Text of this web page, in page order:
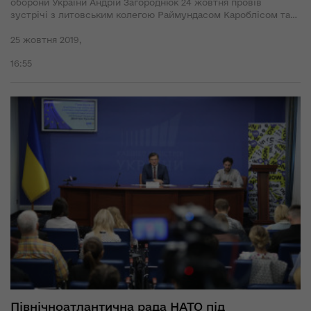
зустрічі з литовським колегою Раймундасом Кароблісом та
25 жовтня 2019,
16:55
Північноатлантична рада НАТО під